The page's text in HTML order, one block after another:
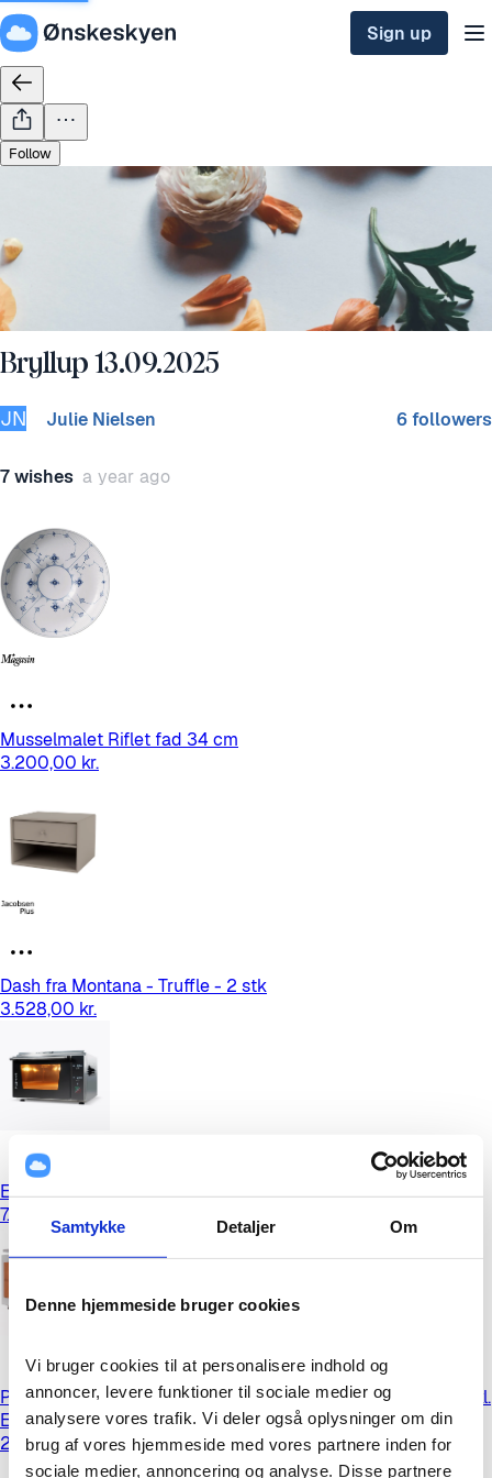
Samtykke Detaljer Om
Denne hjemmeside bruger cookies
Vi bruger cookies til at personalisere indhold og
annoncer, levere funktioner til sociale medier og
analysere vores trafik. Vi deler også oplysninger om din
brug af vores hjemmeside med vores partnere inden for
sociale medier, annoncering og analyse. Disse partnere
Sign up
Follow
Bryllup 13.09.2025
JN Julie Nielsen 6 followers
7 wishes a year ago
Musselmalet Riflet fad 34 cm
3.200,00 kr.
Dash fra Montana - Truffle - 2 stk
3.528,00 kr.
Effeuno P134HA 509 PRO - Pizzafredag
7.599,00 kr.
Profitec Pro 600 Devils Edition Egetræ Espressomaskine Inkl.
Eureka Mignon Libra Espressokværn
21.499,00 kr.